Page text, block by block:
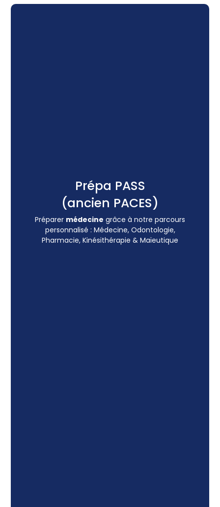
Prépa PASS
(ancien PACES)
Préparer médecine grâce à notre parcours
personnalisé : Médecine, Odontologie,
Pharmacie, Kinésithérapie & Maïeutique